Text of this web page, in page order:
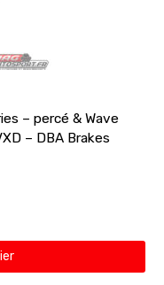
– percé & Wave
– DBA Brakes